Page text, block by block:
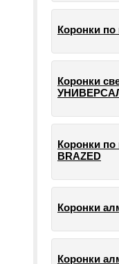
Коронки по
Коронки
Коронки по
BRAZED
Коронки
Коронки